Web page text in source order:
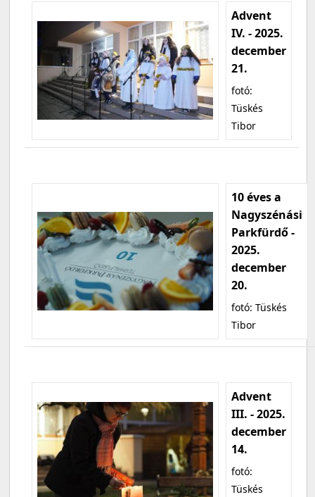
Advent
IV. - 2025.
december
21.
fotó:
Tüskés
Tibor
10 éves a
Nagyszénási
Parkfürdő -
2025.
december
20.
fotó: Tüskés
Tibor
Advent
III. - 2025.
december
14.
fotó:
Tüskés